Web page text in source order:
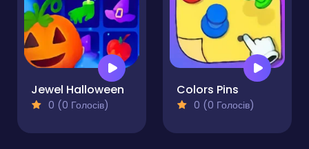
Jewel Halloween
0 (0 Голосів)
Colors Pins
0 (0 Голосів)